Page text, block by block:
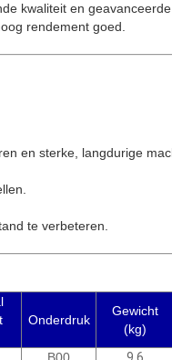
kwaliteit en
rendement goed.
en sterke, langdurige
te verbeteren.
Onderdruk
Gewicht
(kg)